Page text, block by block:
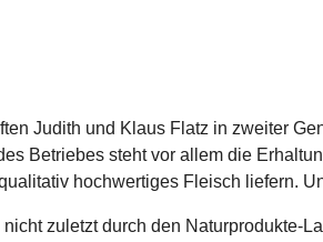
Judith und Klaus Flatz in zweiter
Betriebes steht vor allem die
hochwertiges Fleisch liefern.
zuletzt durch den Naturprodukte-